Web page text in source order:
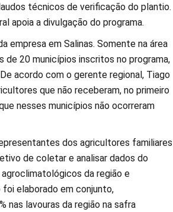
técnicos de verificação do plantio.
apoia a divulgação do programa.
empresa em Salinas. Somente na área
de 20 municípios inscritos no programa,
acordo com o gerente regional, Tiago
que não receberam, no primeiro
nesses municípios não ocorreram
dos agricultores familiares
de coletar e analisar dados do
da região e
elaborado em conjunto,
nas lavouras da região na safra